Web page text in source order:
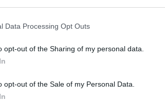
Data Processing Opt Outs
opt-out of the Sharing of my personal data.
opt-out of the Sale of my Personal Data.
en redes sociales